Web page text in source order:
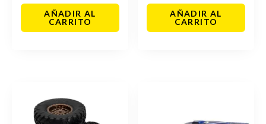
AÑADIR AL
CARRITO
AÑADIR AL
CARRITO